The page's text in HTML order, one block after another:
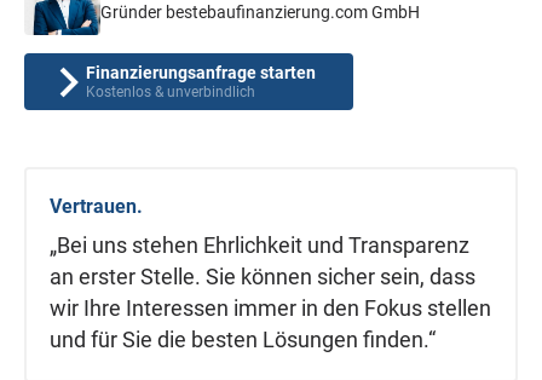
Gründer bestebaufinanzierung.com GmbH
Finanzierungsanfrage starten
Kostenlos & unverbindlich
Vertrauen.
„Bei uns stehen Ehrlichkeit und Transparenz
an erster Stelle. Sie können sicher sein, dass
wir Ihre Interessen immer in den Fokus stellen
und für Sie die besten Lösungen finden.“